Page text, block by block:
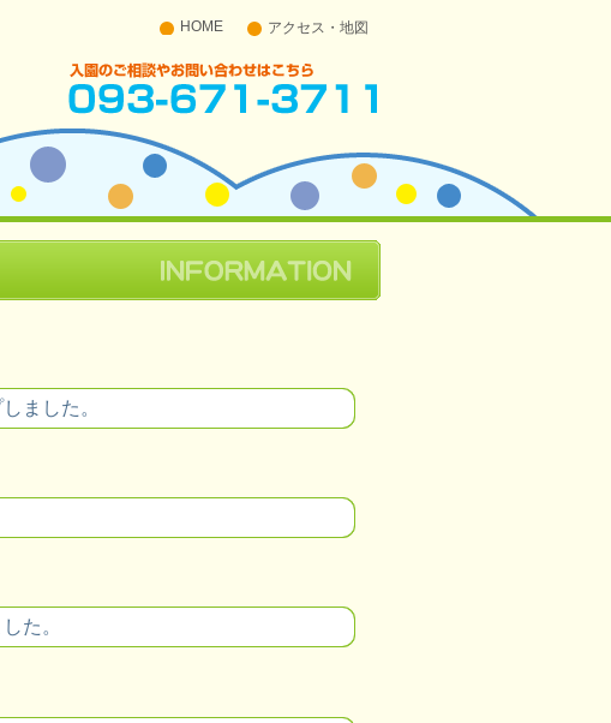
HOME アクセス・地図
入園のご相談やお問い合わせはこちら 093-671-
ました。
た。